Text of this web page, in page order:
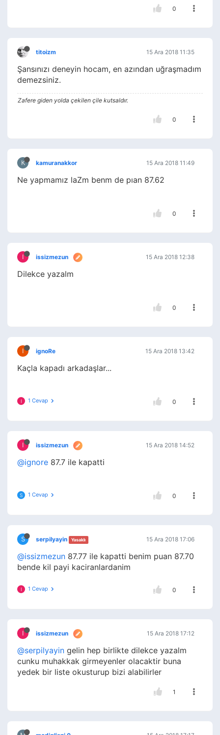
0
titoizm 15 Ara 2018 11:35
Şansınızı deneyin hocam, en azından uğraşmadım
demezsiniz.
Zafere giden yolda çekilen çile kutsaldır.
0
K kamuranakkor 15 Ara 2018 11:49
Ne yapmamız laZm benm de pıan 87.62
0
I issizmezun 15 Ara 2018 12:38
Dilekce yazalm
0
I ignoRe 15 Ara 2018 13:42
Kaçla kapadı arkadaşlar...
I 1 Cevap 0
I issizmezun 15 Ara 2018 14:52
@ignore 87.7 ile kapatti
S 1 Cevap 0
S serpilyayin Yasaklı 15 Ara 2018 17:06
@issizmezun 87.77 ile kapatti benim puan 87.70
bende kil payi kaciranlardanim
I 1 Cevap 0
I issizmezun 15 Ara 2018 17:12
@serpilyayin gelin hep birlikte dilekce yazalm
cunku muhakkak girmeyenler olacaktir buna
yedek bir liste okusturup bizi alabilirler
1